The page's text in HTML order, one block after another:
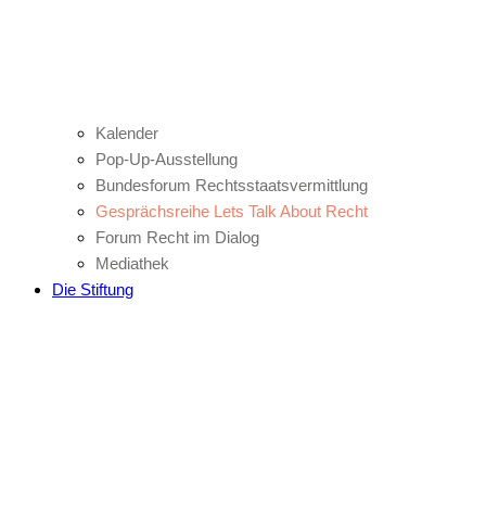
Kalender
Pop-Up-Ausstellung
Bundesforum Rechtsstaatsvermittlung
Gesprächsreihe Lets Talk About Recht
Forum Recht im Dialog
Mediathek
Die Stiftung